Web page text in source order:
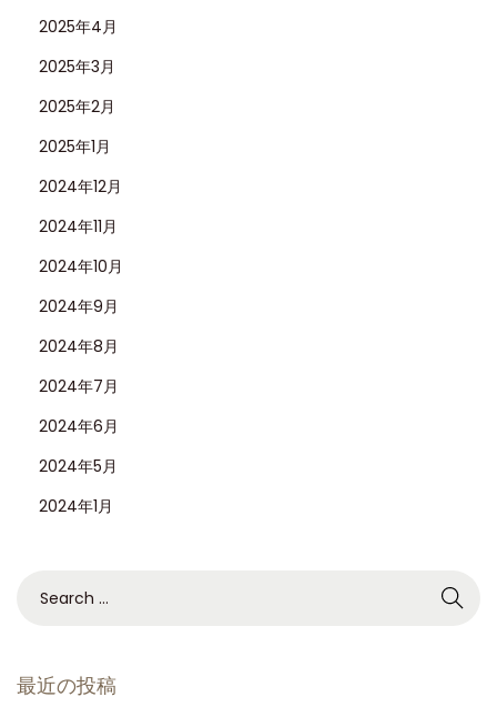
2025年4月
2025年3月
2025年2月
2025年1月
2024年12月
2024年11月
2024年10月
2024年9月
2024年8月
2024年7月
2024年6月
2024年5月
2024年1月
最近の投稿